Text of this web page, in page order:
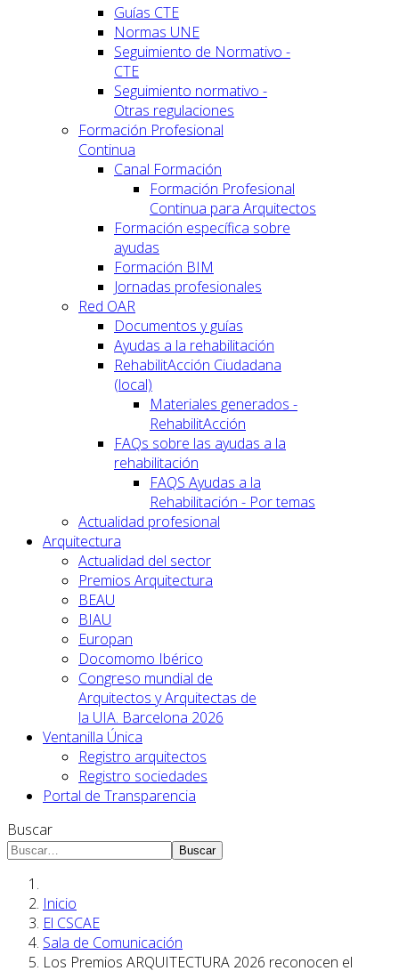
Guías CTE
Normas UNE
Seguimiento de Normativo -
CTE
Seguimiento normativo -
Otras regulaciones
Formación Profesional
Continua
Canal Formación
Formación Profesional
Continua para Arquitectos
Formación específica sobre
ayudas
Formación BIM
Jornadas profesionales
Red OAR
Documentos y guías
Ayudas a la rehabilitación
RehabilitAcción Ciudadana
(local)
Materiales generados -
RehabilitAcción
FAQs sobre las ayudas a la
rehabilitación
FAQS Ayudas a la
Rehabilitación - Por temas
Actualidad profesional
Arquitectura
Actualidad del sector
Premios Arquitectura
BEAU
BIAU
Europan
Docomomo Ibérico
Congreso mundial de
Arquitectos y Arquitectas de
la UIA. Barcelona 2026
Ventanilla Única
Registro arquitectos
Registro sociedades
Portal de Transparencia
Buscar
Buscar
Inicio
El CSCAE
Sala de Comunicación
Los Premios ARQUITECTURA 2026 reconocen el